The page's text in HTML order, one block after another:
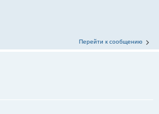
Перейти к сообщению